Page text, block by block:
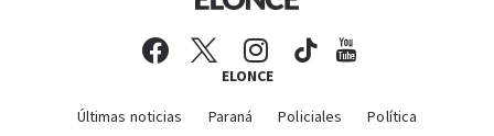
ELONCE
Últimas noticias Paraná Policiales
Política